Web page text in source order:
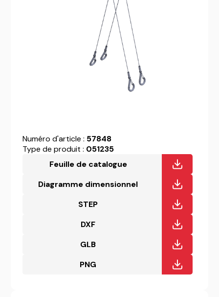
Numéro d'article : 57848
Type de produit : 051235
Feuille de catalogue
Diagramme dimensionnel
STEP
DXF
GLB
PNG